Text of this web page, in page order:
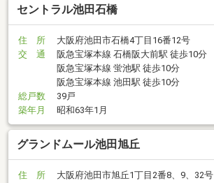
セントラル池田石橋
住 所
大阪府池田市石橋4丁目16番12号
交 通
阪急宝塚本線 石橋阪大前駅 徒歩10分
阪急宝塚本線 蛍池駅 徒歩10分
阪急宝塚本線 池田駅 徒歩10分
総戸数
39戸
築年月
昭和63年1月
グランドムール池田旭丘
住 所
大阪府池田市旭丘1丁目2番8、9、32号